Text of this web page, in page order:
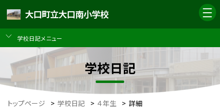
大口町立大口南小学校
学校日記メニュー
学校日記
トップページ > 学校日記 > ４年生 > 詳細